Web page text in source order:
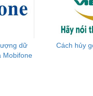
dữ
Mobifone
Cách hủy